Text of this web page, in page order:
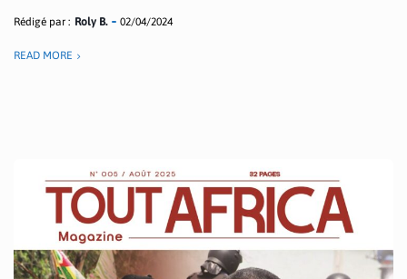
Rédigé par : Roly B. 02/04/2024
READ MORE